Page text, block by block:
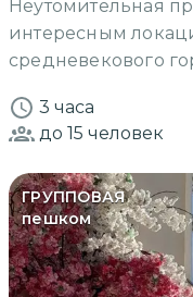
Неутомительная
интересным
средневекового
3 часа
до 15 человек
ГРУППОВАЯ
пешком